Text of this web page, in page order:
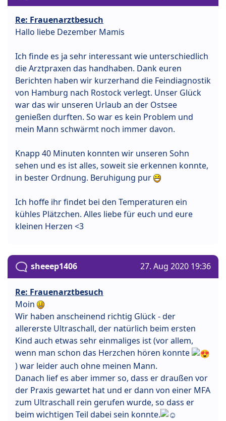
Re: Frauenarztbesuch
Hallo liebe Dezember Mamis
Ich finde es ja sehr interessant wie unterschiedlich
die Arztpraxen das handhaben. Dank euren
Berichten haben wir kurzerhand die Feindiagnostik
von Hamburg nach Rostock verlegt. Unser Glück
war das wir unseren Urlaub an der Ostsee
genießen durften. So war es kein Problem und
mein Mann schwärmt noch immer davon.
Knapp 40 Minuten konnten wir unseren Sohn
sehen und es ist alles, soweit sie erkennen konnte,
in bester Ordnung. Beruhigung pur
Ich hoffe ihr findet bei den Temperaturen ein
kühles Plätzchen. Alles liebe für euch und eure
kleinen Herzen <3
sheeep1406 27. Aug 2020 19:36
Re: Frauenarztbesuch
Moin
Wir haben anscheinend richtig Glück - der
allererste Ultraschall, der natürlich beim ersten
Kind auch etwas sehr einmaliges ist (vor allem,
wenn man schon das Herzchen hören konnte
) war leider auch ohne meinen Mann.
Danach lief es aber immer so, dass er draußen vor
der Praxis gewartet hat und er dann von einer MFA
zum Ultraschall rein gerufen wurde, so dass er
beim wichtigen Teil dabei sein konnte.